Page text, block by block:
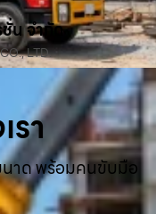
น จำกัด
LTD.
รา
นาด พร้อมคนขับมือ